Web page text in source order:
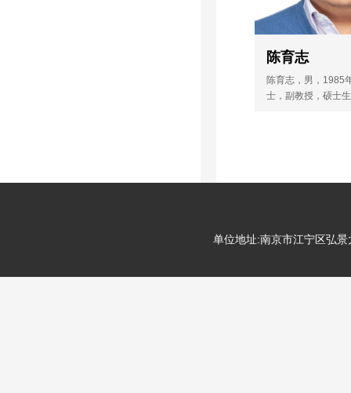
校长境外研修推
省“333”高层次
苏省双创计划科
才项目。主要从
领域的研究，包
论...
陈育志
陈育志，男，1985
士，副教授，硕士
主要从事混凝土
单位地址:南京市江宁区弘